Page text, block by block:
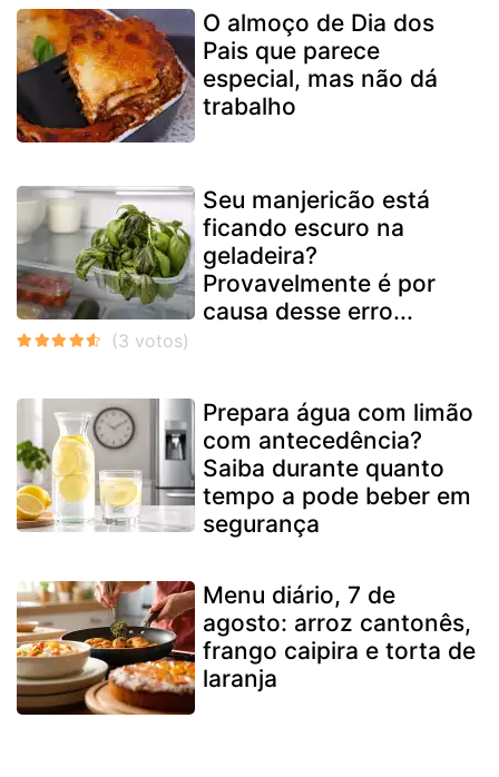
O almoço de Dia dos
Pais que parece
especial, mas não dá
trabalho
Seu manjericão está
ficando escuro na
geladeira?
Provavelmente é por
causa desse erro...
Prepara água com limão
com antecedência?
Saiba durante quanto
tempo a pode beber em
segurança
Menu diário, 7 de
agosto: arroz cantonês,
frango caipira e torta de
laranja